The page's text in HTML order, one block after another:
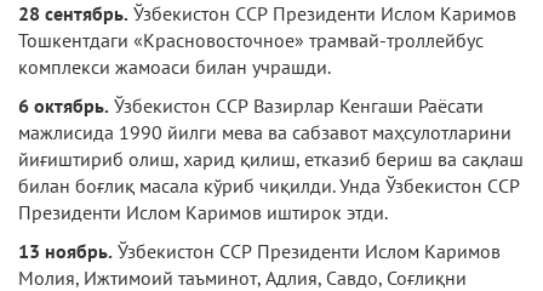
28 сентябрь. Ўзбекистон ССР Президенти Ислом Каримов
Тошкентдаги «Красновосточ­ное» трамвай-троллейбус
комплекси жамоаси билан учрашди.
6 октябрь. Ўзбекистон ССР Вазирлар Кенгаши Раёсати
мажлисида 1990 йилги мева ва сабзавот маҳсулотларини
йиғиштириб олиш, харид қилиш, етказиб бериш ва сақлаш
билан боғлиқ масала кўриб чиқилди. Унда Ўзбекистон ССР
Президенти Ислом Каримов иш­тирок этди.
13 ноябрь. Ўзбекистон ССР Президенти Ислом Каримов
Молия, Ижтимоий таъминот, Адлия, Савдо, Соғлиқни